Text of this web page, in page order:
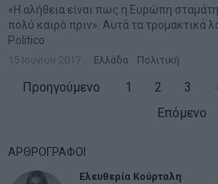
«Η αλήθεια είναι πως η Ευρώπη
πολύ καιρό πριν». Αυτά τα τρομακτικά
Politico
15 Ιουνίου 2017 Ελλάδα Πολιτική
Προηγούμενο 1 2 3
Επόμενο
ΑΡΘΡΟΓΡΑΦΟΙ
Ελευθερία Κούρταλη